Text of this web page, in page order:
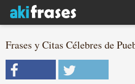
Frases y Citas Célebres de